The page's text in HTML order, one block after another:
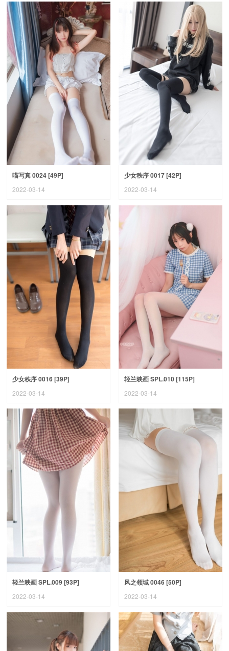
喵写真 0024 [49P]
2022-03-14
少女秩序 0017 [42P]
2022-03-14
少女秩序 0016 [39P]
2022-03-14
轻兰映画 SPL.010 [115P]
2022-03-14
轻兰映画 SPL.009 [93P]
2022-03-14
风之领域 0046 [50P]
2022-03-14